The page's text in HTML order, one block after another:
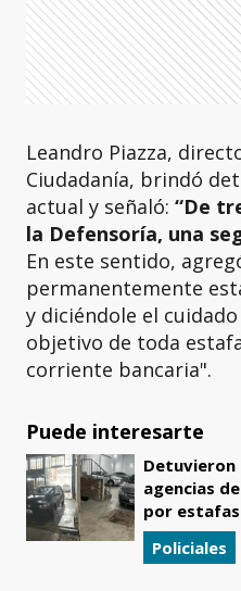
Leandro Piazza,
Ciudadanía, brindó
actual y señaló: “De
la Defensoría, una
En este sentido,
permanentemente
y diciéndole el
objetivo de toda
corriente bancaria".
Puede interesarte
Detuvieron
agencias
por
Policiales